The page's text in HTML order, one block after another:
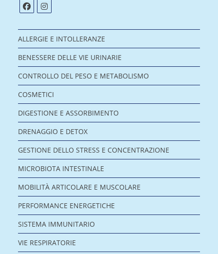
ALLERGIE E INTOLLERANZE
BENESSERE DELLE VIE URINARIE
CONTROLLO DEL PESO E METABOLISMO
COSMETICI
DIGESTIONE E ASSORBIMENTO
DRENAGGIO E DETOX
GESTIONE DELLO STRESS E CONCENTRAZIONE
MICROBIOTA INTESTINALE
MOBILITÀ ARTICOLARE E MUSCOLARE
PERFORMANCE ENERGETICHE
SISTEMA IMMUNITARIO
VIE RESPIRATORIE